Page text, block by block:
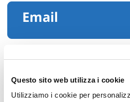
Questo sito web utilizza i cookie
Utilizziamo i cookie per
Email